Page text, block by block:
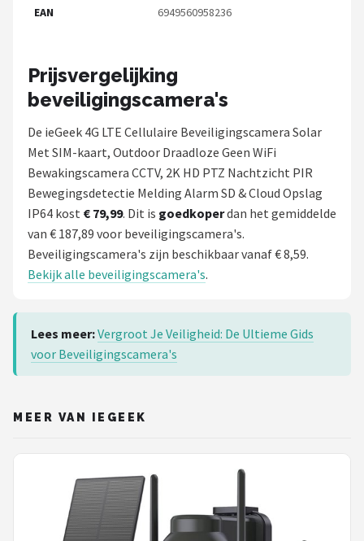
EAN 6949560958236
Prijsvergelijking
beveiligingscamera's
De ieGeek 4G LTE Cellulaire Beveiligingscamera Solar
Met SIM-kaart, Outdoor Draadloze Geen WiFi
Bewakingscamera CCTV, 2K HD PTZ Nachtzicht PIR
Bewegingsdetectie Melding Alarm SD & Cloud Opslag
IP64 kost € 79,99. Dit is goedkoperdan het gemiddelde
van € 187,89 voor beveiligingscamera's.
Beveiligingscamera's zijn beschikbaar vanaf € 8,59.
Bekijk alle beveiligingscamera's.
Lees meer:Vergroot Je Veiligheid: De Ultieme Gids
voor Beveiligingscamera's
MEER VAN IEGEEK